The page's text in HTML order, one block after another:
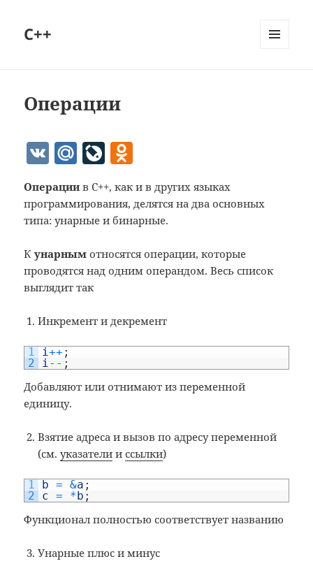
C++
Операции
V M
ai
l.
R
Li
eJ
o
r
n
n
o
as
ki
Операции в C++, как и в других языках
программирования, делятся на два основных
типа: унарные и бинарные.
Кунарным относятся операции, которые
проводятся над одним операндом. Весь список
выглядит так
Инкремент и декремент
1
2
i++ ;
i-- ;
Добавляют или отнимают из переменной
единицу.
Взятие адреса и вызов по адресу переменной
(см.указатели иссылки)
1
2
b = &a ;
c
= * b ;
Функционал полностью соответствует названию
Унарные плюс и минус